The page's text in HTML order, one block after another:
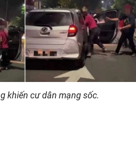
khiến cư dân mạng sốc.